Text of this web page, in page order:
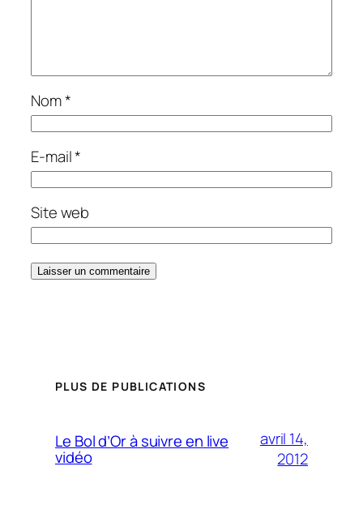
Nom*
E-mail*
Site web
PLUS DE PUBLICATIONS
Le Bol d’Or à suivre en live
vidéo
avril 14,
2012